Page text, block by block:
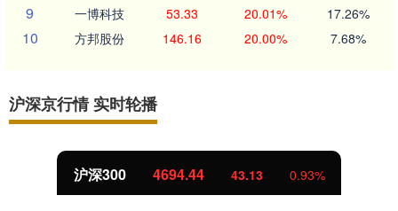
9 一博科技 53.33 20.01% 17.26%
10 方邦股份 146.16 20.00% 7.68%
沪深京行情 实时轮播
沪深300 4694.44 43.13 0.93%